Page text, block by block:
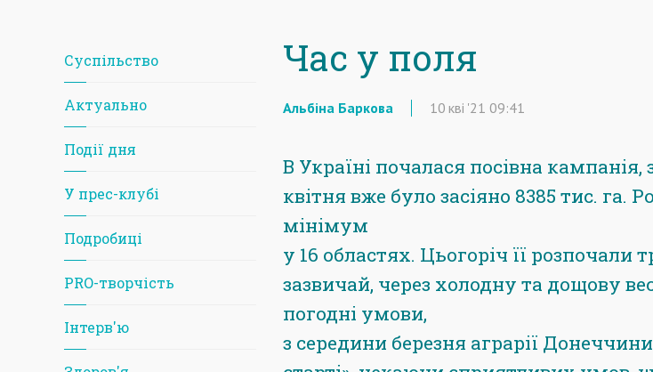
Суспільство
Актуально
Події дня
У прес-клубі
Подробиці
PRO-творчість
Iнтерв'ю
Час у поля
Альбіна Баркова 10 кві '21 09:41
В Україні почалася посівна
квітня вже було засіяно 8385 тис. га.
мінімум
у 16 областях. Цьогоріч її розпочали
зазвичай, через холодну та дощову
погодні умови,
з середини березня аграрії